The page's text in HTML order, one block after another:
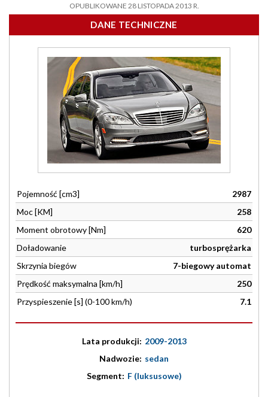
OPUBLIKOWANE 28 LISTOPADA 2013 R.
DANE TECHNICZNE
Pojemność [cm3]
2987
Moc [KM]
258
Moment obrotowy [Nm]
620
Doładowanie
turbosprężarka
Skrzynia biegów
7-biegowy automat
Prędkość maksymalna [km/h]
250
Przyspieszenie [s] (0-100 km/h)
7.1
Lata produkcji: 2009-2013
Nadwozie: sedan
Segment: F (luksusowe)